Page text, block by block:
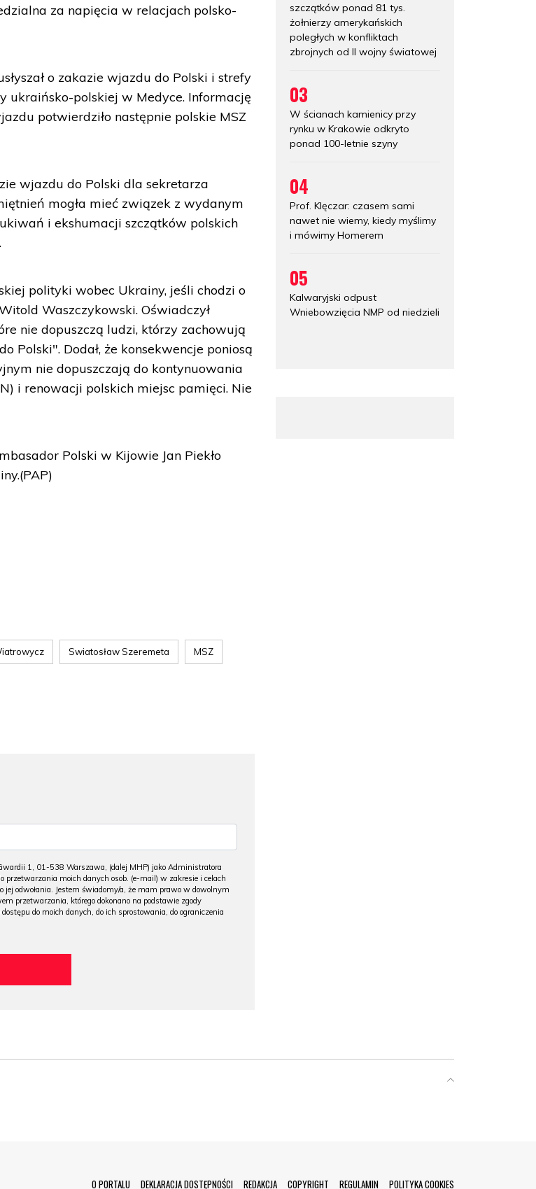
za napięcia w relacjach polsko-
o zakazie wjazdu do Polski i strefy
ukraińsko-polskiej w Medyce. Informację
potwierdziło następnie polskie MSZ
wjazdu do Polski dla sekretarza
mogła mieć związek z wydanym
i ekshumacji szczątków polskich
polityki wobec Ukrainy, jeśli chodzi o
Waszczykowski. Oświadczył
nie dopuszczą ludzi, którzy zachowują
Polski". Dodał, że konsekwencje poniosą
nie dopuszczają do kontynuowania
i renowacji polskich miejsc pamięci. Nie
Polski w Kijowie Jan Piekło
Swiatosław Szeremeta MSZ
1, 01-538 Warszawa, (dalej MHP) jako Administratora
przetwarzania moich danych osob. (e-mail) w zakresie i celach
odwołania. Jestem świadomy/a, że mam prawo w dowolnym
przetwarzania, którego dokonano na podstawie zgody
do moich danych, do ich sprostowania, do ograniczenia
szczątków ponad 81 tys.
żołnierzy amerykańskich
poległych w konfliktach
zbrojnych od II wojny światowej
03
W ścianach kamienicy przy
rynku w Krakowie odkryto
ponad 100-letnie szyny
04
Prof. Klęczar: czasem sami
nawet nie wiemy, kiedy myślimy
i mówimy Homerem
05
Kalwaryjski odpust
Wniebowzięcia NMP od niedzieli
O PORTALU DEKLARACJA DOSTĘPNOŚCI REDAKCJA COPYRIGHT REGULAMIN POLITYKA COOKIES